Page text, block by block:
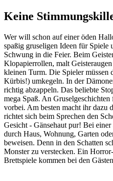
Keine
Wer will schon auf einer öden
spaßig gruseligen Ideen für Spiele
Schwung in die Feier. Beim
Klopapierrollen, malt
kleinen Turm. Die Spieler müssen
Kürbis!) umkegeln. In der
richtig abzappeln. Das beliebte
mega Spaß. An
vorbei. Am besten macht ihr dazu
richtet sich beim Sprechen den
Gesicht - Gänsehaut pur! Bei
durch Haus, Wohnung, Garten
beweisen. Denn in den Schatten
Monster zu verstecken. Ein
Brettspiele kommen bei den